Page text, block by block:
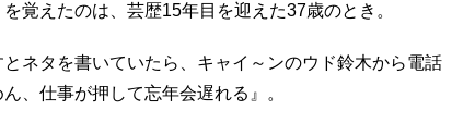
えたのは、芸歴15年目を迎えた37歳のとき。
とネタを書いていたら、キャイ～ンのウド鈴木から電話
、仕事が押して忘年会遅れる』。